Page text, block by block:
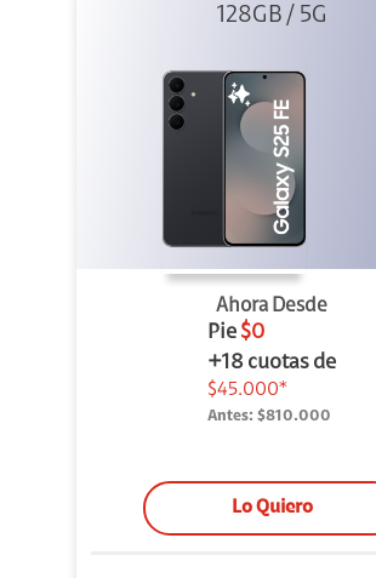
128GB / 5G
Ahora Desde
Pie $0
+18 cuotas de
$45.000*
Antes: $810.000
Lo Quiero